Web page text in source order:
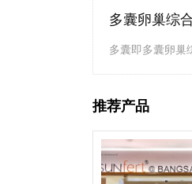
多囊卵巢综
多囊即多囊卵巢
推荐产品